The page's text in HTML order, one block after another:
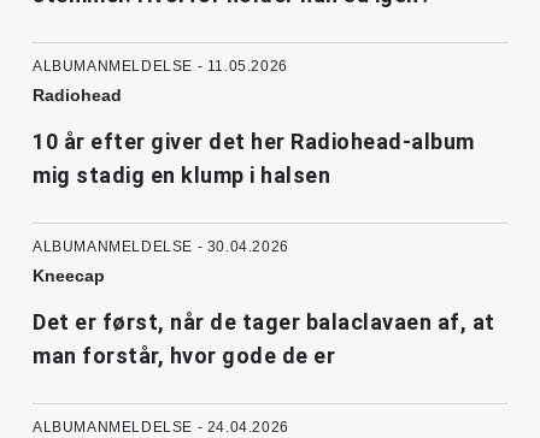
ALBUMANMELDELSE - 11.05.2026
Radiohead
10 år efter giver det her Radiohead-album
mig stadig en klump i halsen
ALBUMANMELDELSE - 30.04.2026
Kneecap
Det er først, når de tager balaclavaen af, at
man forstår, hvor gode de er
ALBUMANMELDELSE - 24.04.2026